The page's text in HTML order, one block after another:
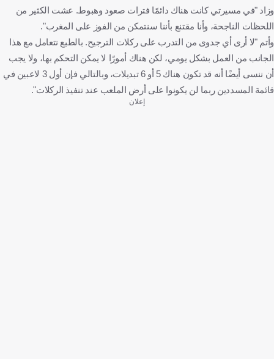
وزاد "في مسيرتي كانت هناك دائمًا فترات صعود وهبوط. عشت الكثير من
اللحظات الناجحة، وأنا مقتنع بأننا سنتمكن من الفوز على المغرب".
وأتم "لا أرى أي جدوى من التدرب على ركلات الترجيح. بالطبع نتعامل مع هذا
الجانب من العمل بشكل يومي، لكن هناك أمورًا لا يمكن التحكم بها، ولا يجب
أن ننسى أيضًا أنه قد تكون هناك 5 أو 6 تبديلات، وبالتالي فإن أول 3 لاعبين في
قائمة المسددين ربما لن يكونوا على أرض الملعب عند تنفيذ الركلات".
إعلان